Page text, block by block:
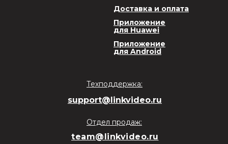
Приложение
для Android
Приложение
для Huawei
Доставка и оплата
Отдел продаж:
team@linkvideo.ru
Техподдержка:
support@linkvideo.ru